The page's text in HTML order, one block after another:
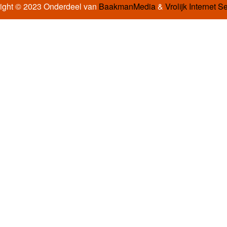
© 2023 Onderdeel van BaakmanMedia& Vrolijk Internet